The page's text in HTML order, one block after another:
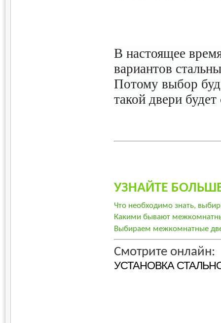
В настоящее
вариантов
Потому выбор
такой двери
УЗНАЙТЕ
Что необходимо знать,
Какими бывают
Выбираем межкомнатные
Смотрите онлайн:
УСТАНОВКА